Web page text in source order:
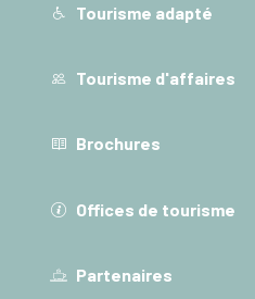
Tourisme adapté
Tourisme d'affaires
Brochures
Offices de tourisme
Partenaires